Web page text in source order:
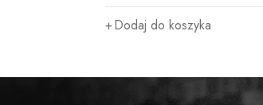
Dodaj do koszyka